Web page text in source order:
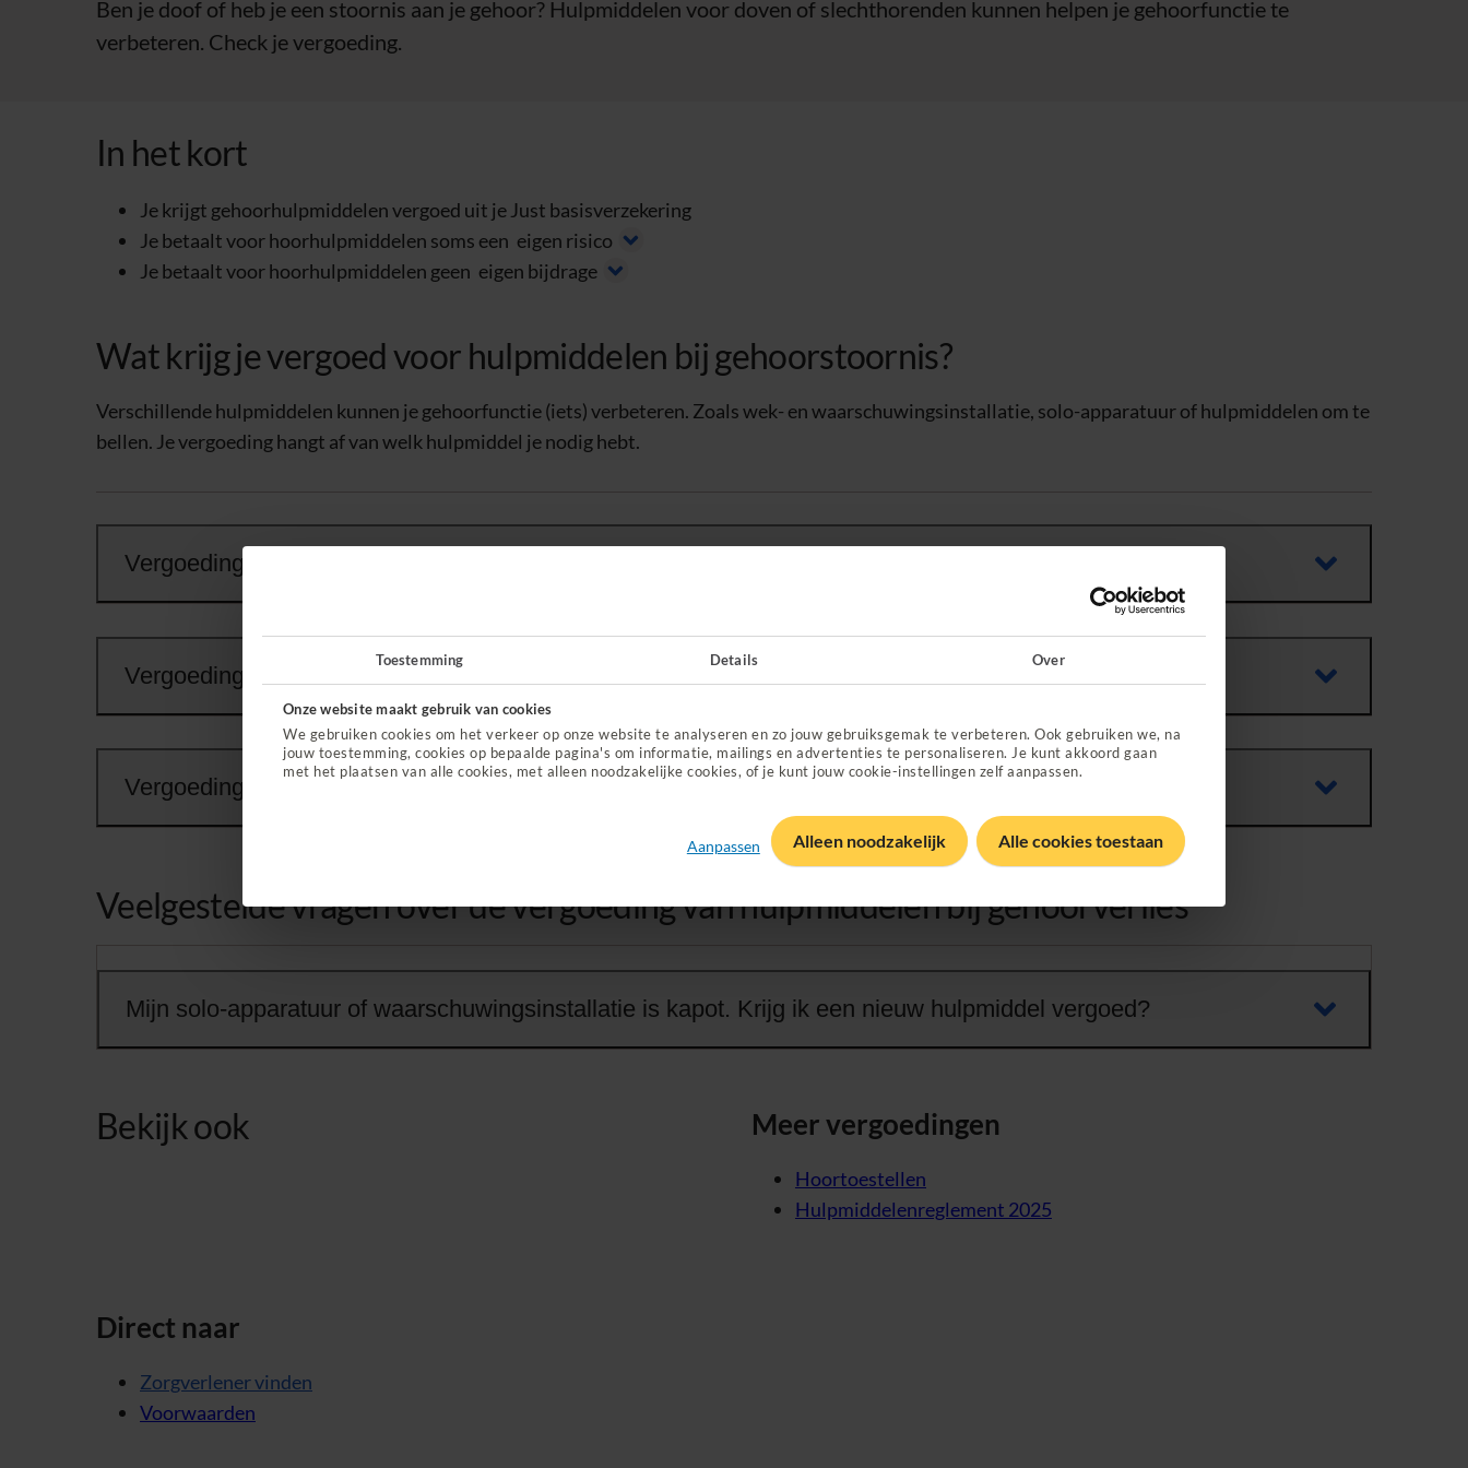
Toestemming Details Over
Onze website maakt gebruik van cookies
We gebruiken cookies om het verkeer op onze website te analyseren en zo jouw gebruiksgemak te verbeteren. Ook gebruiken we, na
jouw toestemming, cookies op bepaalde pagina's om informatie, mailings en advertenties te personaliseren. Je kunt akkoord gaan
met het plaatsen van alle cookies, met alleen noodzakelijke cookies, of je kunt jouw cookie-instellingen zelf aanpassen.
Alleen noodzakelijk
Aanpassen Alle cookies toestaan
Ben je doof of heb je een stoornis aan je gehoor? Hulpmiddelen voor doven of slechthorenden kunnen helpen je gehoorfunctie te
verbeteren. Check je vergoeding.
In het kort
Je krijgt gehoorhulpmiddelen vergoed uit je Just basisverzekering
Je betaalt voor hoorhulpmiddelen soms een eigen risico
Je betaalt voor hoorhulpmiddelen geen eigen bijdrage
Wat krijg je vergoed voor hulpmiddelen bij gehoorstoornis?
Verschillende hulpmiddelen kunnen je gehoorfunctie (iets) verbeteren. Zoals wek- en waarschuwingsinstallatie, solo-apparatuur of hulpmiddelen om te
bellen. Je vergoeding hangt af van welk hulpmiddel je nodig hebt.
Vergoeding hulpmiddel voor telefonie
Vergoeding solo-apparatuur
Vergoeding wek- en waarschuwingsinstallatie
Veelgestelde vragen over de vergoeding van hulpmiddelen bij gehoorverlies
Mijn solo-apparatuur of waarschuwingsinstallatie is kapot. Krijg ik een nieuw hulpmiddel vergoed?
Bekijk ook Meer vergoedingen
Hoortoestellen
Hulpmiddelenreglement 2025
Direct naar
Zorgverlener vinden
Voorwaarden